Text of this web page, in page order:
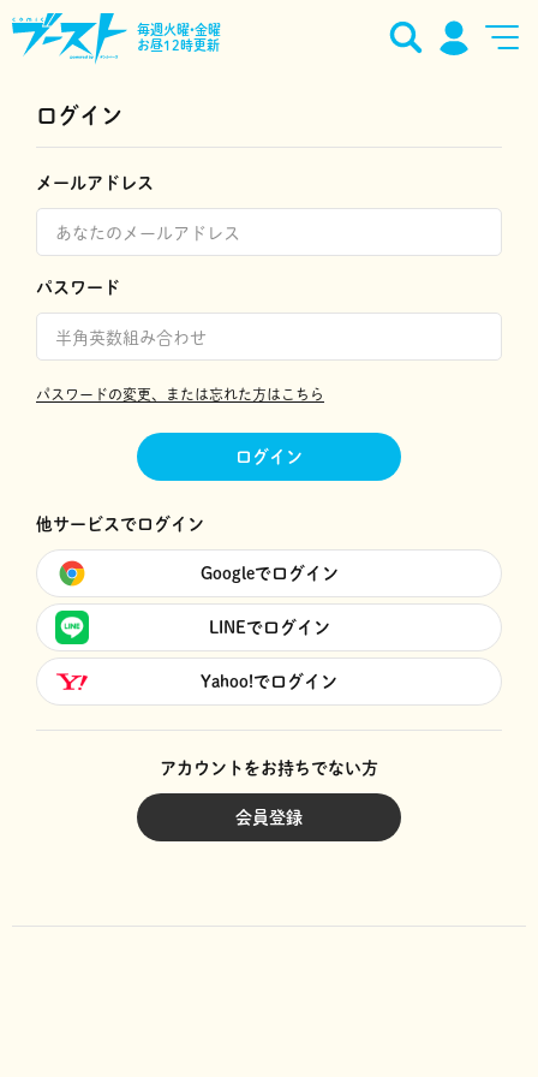
毎週火曜•金曜
お昼12時更新
ログイン
メールアドレス
パスワード
パスワードの変更、または忘れた方はこちら
ログイン
他サービスでログイン
Googleでログイン
LINEでログイン
Yahoo!でログイン
アカウントをお持ちでない方
会員登録